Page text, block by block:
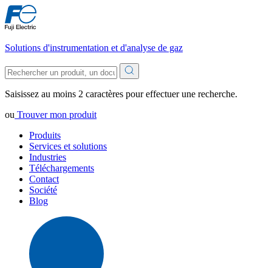
Solutions d'instrumentation et d'analyse de gaz
Saisissez au moins 2 caractères pour effectuer une recherche.
ou Trouver mon produit
Produits
Services et solutions
Industries
Téléchargements
Contact
Société
Blog